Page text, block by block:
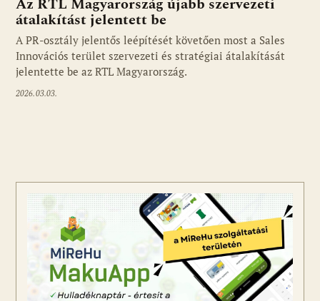
átalakítást jelentett be
A PR-osztály jelentős leépítését követően most a Sales
Innovációs terület szervezeti és stratégiai átalakítását
jelentette be az RTL Magyarország.
2026.03.03.